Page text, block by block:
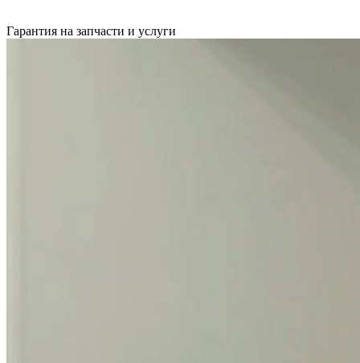
Гарантия на запчасти и услуги